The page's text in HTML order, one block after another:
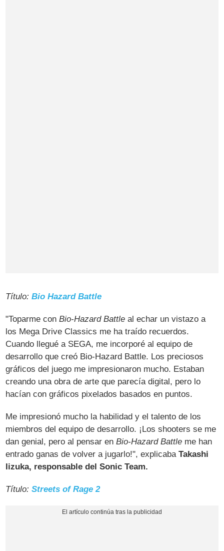
Título:Bio Hazard Battle
"Toparme conBio-Hazard Battle al echar un vistazo a
los Mega Drive Classics me ha traído recuerdos.
Cuando llegué a SEGA, me incorporé al equipo de
desarrollo que creó Bio-Hazard Battle. Los preciosos
gráficos del juego me impresionaron mucho. Estaban
creando una obra de arte que parecía digital, pero lo
hacían con gráficos pixelados basados en puntos.
Me impresionó mucho la habilidad y el talento de los
miembros del equipo de desarrollo. ¡Los shooters se me
dan genial, pero al pensar en Bio-Hazard Battle me han
entrado ganas de volver a jugarlo!", explicabaTakashi
Iizuka, responsable del Sonic Team.
Título:Streets of Rage 2